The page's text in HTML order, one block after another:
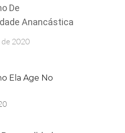
De
Anancástica
2020
Ela Age No